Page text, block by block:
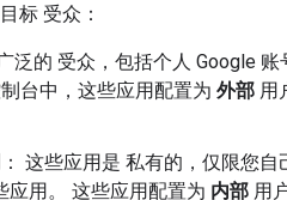
标 受众：
泛的 受众，包括个人 Google
台中，这些应用配置为 外部 用
： 这些应用是 私有的，仅限您
应用。 这些应用配置为 内部 用